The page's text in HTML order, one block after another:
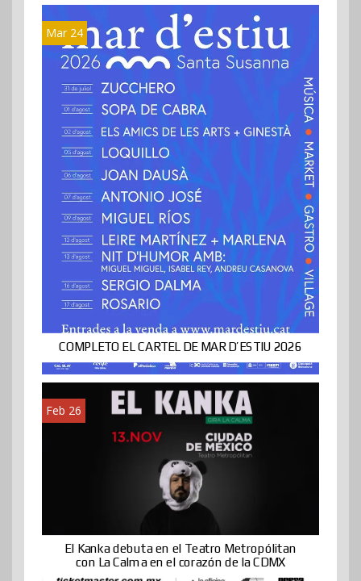
Mar 24
COMPLETO EL CARTEL DE MAR D’ESTIU 2026
Feb 26
El Kanka debuta en el Teatro Metropólitan
con La Calma en el corazón de la CDMX